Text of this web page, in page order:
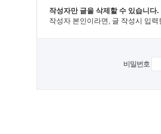
작성자만 글을 삭제할 수 있습니다.
작성자 본인이라면, 글 작성시 입
비밀번호